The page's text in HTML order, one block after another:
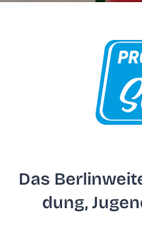
Das
dung,